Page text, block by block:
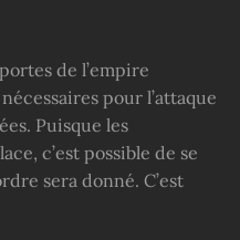
de l’empire
pour l’attaque
Puisque les
c’est possible de se
sera donné. C’est